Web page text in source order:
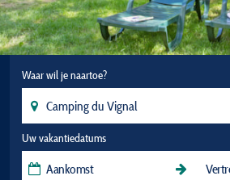
Waar wil je naartoe?
Uw vakantiedatums